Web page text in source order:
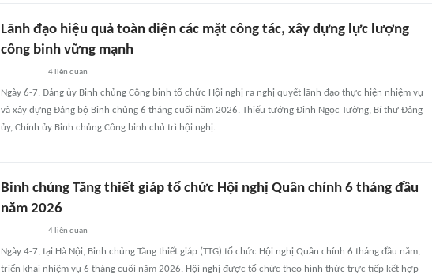
Lãnh đạo hiệu quả toàn diện các mặt công tác, xây dựng lực lượng
công binh vững mạnh
4 liên quan
Ngày 6-7, Đảng ủy Binh chủng Công binh tổ chức Hội nghị ra nghị quyết lãnh đạo thực hiện nhiệm vụ
và xây dựng Đảng bộ Binh chủng 6 tháng cuối năm 2026. Thiếu tướng Đinh Ngọc Tường, Bí thư Đảng
ủy, Chính ủy Binh chủng Công binh chủ trì hội nghị.
Binh chủng Tăng thiết giáp tổ chức Hội nghị Quân chính 6 tháng đầu
năm 2026
4 liên quan
Ngày 4-7, tại Hà Nội, Binh chủng Tăng thiết giáp (TTG) tổ chức Hội nghị Quân chính 6 tháng đầu năm,
triển khai nhiệm vụ 6 tháng cuối năm 2026. Hội nghị được tổ chức theo hình thức trực tiếp kết hợp